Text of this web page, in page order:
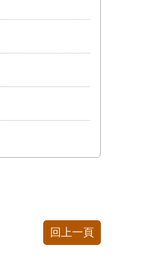
回上一頁